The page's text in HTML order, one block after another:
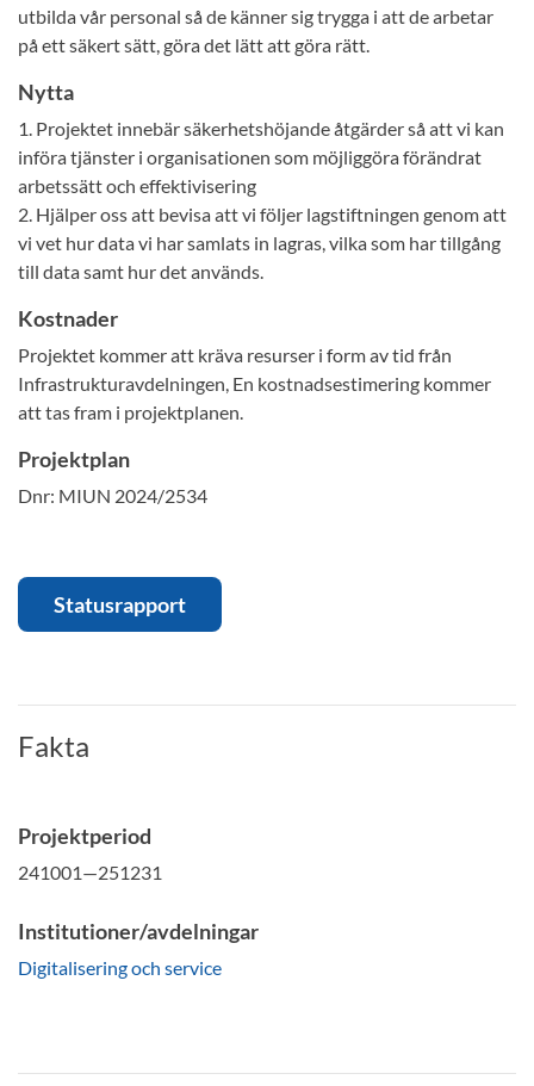
utbilda vår personal så de känner sig trygga i att de arbetar
på ett säkert sätt, göra det lätt att göra rätt.
Nytta
1. Projektet innebär säkerhetshöjande åtgärder så att vi kan
införa tjänster i organisationen som möjliggöra förändrat
arbetssätt och effektivisering
2. Hjälper oss att bevisa att vi följer lagstiftningen genom att
vi vet hur data vi har samlats in lagras, vilka som har tillgång
till data samt hur det används.
Kostnader
Projektet kommer att kräva resurser i form av tid från
Infrastrukturavdelningen, En kostnadsestimering kommer
att tas fram i projektplanen.
Projektplan
Dnr: MIUN 2024/2534
Statusrapport
Fakta
Projektperiod
241001—251231
Institutioner/avdelningar
Digitalisering och service